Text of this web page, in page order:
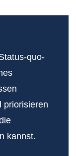
quo-
priorisieren
kannst.